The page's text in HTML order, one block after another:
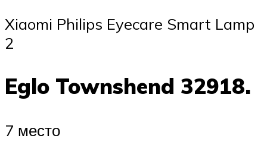
Xiaomi Philips Eyecare Smart Lamp
2
Eglo Townshend 32918.
7 место